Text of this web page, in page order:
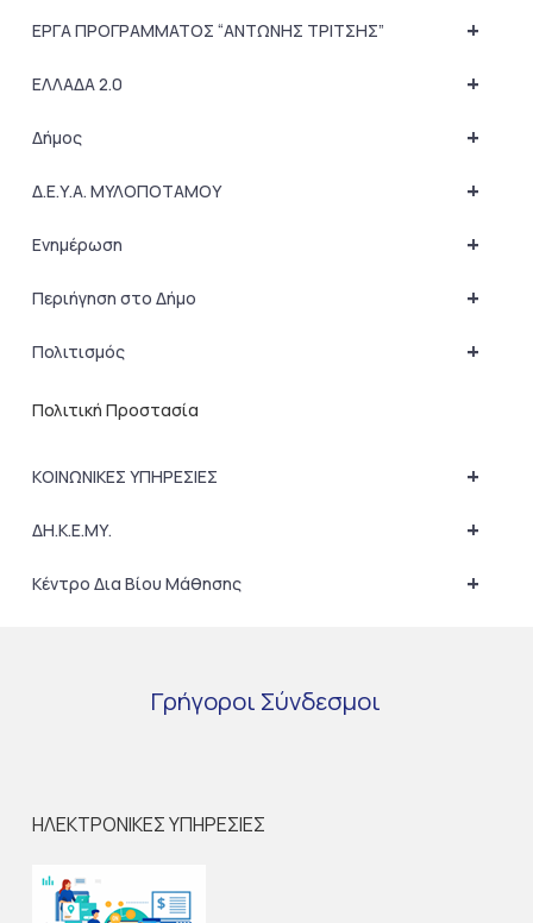
+
ΕΡΓΑ ΠΡΟΓΡΑΜΜΑΤΟΣ “ΑΝΤΩΝΗΣ ΤΡΙΤΣΗΣ”
+
ΕΛΛΑΔΑ 2.0
+
Δήμος
+
Δ.Ε.Υ.Α. ΜΥΛΟΠΟΤΑΜΟΥ
+
Ενημέρωση
+
Περιήγηση στο Δήμο
+
Πολιτισμός
Πολιτική Προστασία
+
ΚΟΙΝΩΝΙΚΕΣ ΥΠΗΡΕΣΙΕΣ
+
ΔΗ.Κ.Ε.ΜΥ.
+
Κέντρο Δια Βίου Μάθησης
Γρήγοροι Σύνδεσμοι
ΗΛΕΚΤΡΟΝΙΚΕΣ ΥΠΗΡΕΣΙΕΣ